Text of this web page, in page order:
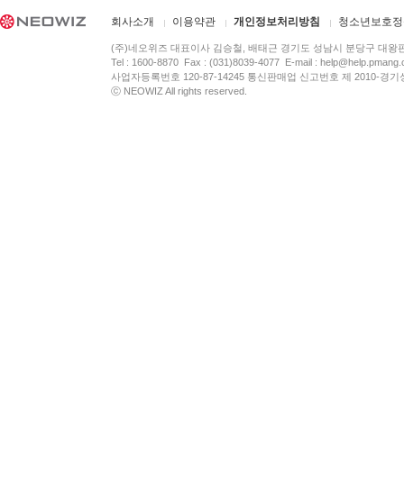
회사소개 이용약관 개인정보처리방침 청소년보호
(주)네오위즈 대표이사 김승철, 배태근 경기도 성남시 분당구 대왕
Tel : 1600-8870 Fax : (031)8039-4077 E-mail :
사업자등록번호 120-87-14245 통신판매업 신고번호 제 2010-경
ⓒ NEOWIZ All rights reserved.